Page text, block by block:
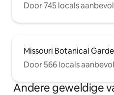
Door 745 locals
Missouri Botanical
Door 566 locals
Andere geweldige